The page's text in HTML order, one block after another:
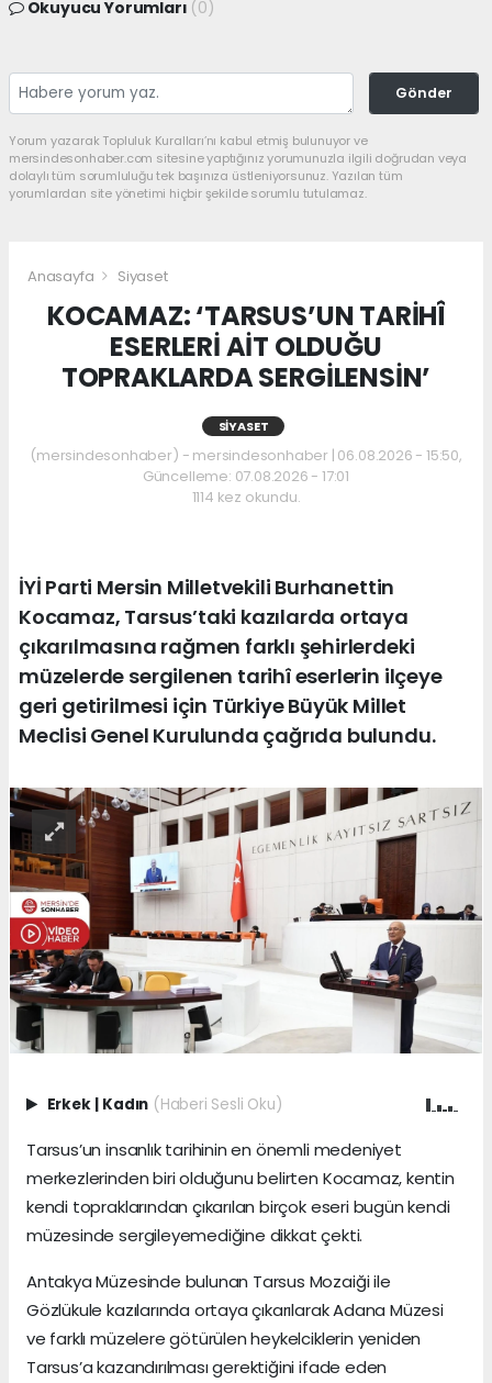
Okuyucu Yorumları (0)
Gönder
Yorum yazarak Topluluk Kuralları’nı kabul etmiş bulunuyor ve
mersindesonhaber.com sitesine yaptığınız yorumunuzla ilgili doğrudan veya
dolaylı tüm sorumluluğu tek başınıza üstleniyorsunuz. Yazılan tüm
yorumlardan site yönetimi hiçbir şekilde sorumlu tutulamaz.
Anasayfa Siyaset
KOCAMAZ: ‘TARSUS’UN TARİHÎ
ESERLERİ AİT OLDUĞU
TOPRAKLARDA SERGİLENSİN’
SIYASET
(mersindesonhaber) - mersindesonhaber | 06.08.2026 - 15:50,
Güncelleme: 07.08.2026 - 17:01
1114 kez okundu.
İYİ Parti Mersin Milletvekili Burhanettin
Kocamaz, Tarsus’taki kazılarda ortaya
çıkarılmasına rağmen farklı şehirlerdeki
müzelerde sergilenen tarihî eserlerin ilçeye
geri getirilmesi için Türkiye Büyük Millet
Meclisi Genel Kurulunda çağrıda bulundu.
Erkek | Kadın (Haberi Sesli Oku)
Tarsus’un insanlık tarihinin en önemli medeniyet
merkezlerinden biri olduğunu belirten Kocamaz, kentin
kendi topraklarından çıkarılan birçok eseri bugün kendi
müzesinde sergileyemediğine dikkat çekti.
Antakya Müzesinde bulunan Tarsus Mozaiği ile
Gözlükule kazılarında ortaya çıkarılarak Adana Müzesi
ve farklı müzelere götürülen heykelciklerin yeniden
Tarsus’a kazandırılması gerektiğini ifade eden